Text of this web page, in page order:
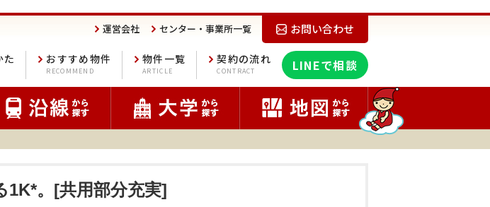
お問い合わせ
センター・事業所一覧
運営会社
LINEで相談
契約の流れ
CONTRACT
物件一覧
ARTICLE
おすすめ物件
RECOMMEND
た
1K*。[共用部分充実]